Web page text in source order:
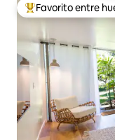
Favorito entre
Favorito entre